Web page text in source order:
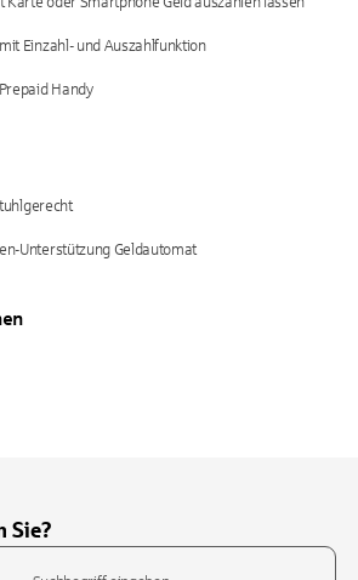
Einzahl- und Auszahlfunktion
Handy
Unterstützung Geldautomat
Sie?